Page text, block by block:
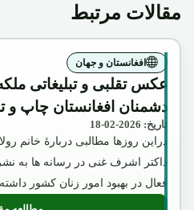
مقالات مرتبط
افغانستان و جهان
عکس تقلبی و تبلیغاتی
دشمنان افغانستان چاپ و
تاریخ: 2026-02-18
دراین روزها مطالبی دربارۀ خانم
داکتر اشرف غنی در رسانه ها به
فعال در بهبود امور زنان کشور